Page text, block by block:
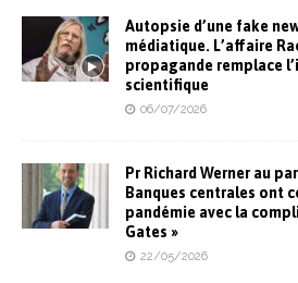
Autopsie d’une fake
médiatique. L’affaire
propagande remplace
scientifique
06/07/2026
Pr Richard Werner au
Banques centrales ont
pandémie avec la
Gates »
22/05/2026